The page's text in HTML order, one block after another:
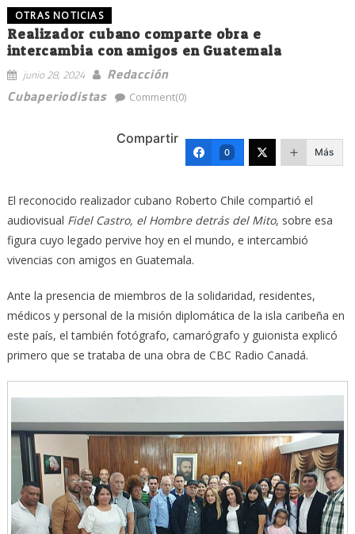
OTRAS NOTICIAS
Realizador cubano comparte obra e
intercambia con amigos en Guatemala
junio 28, 2024
Redacción
Cubaperiodistas
Comment(0)
Compartir
0 Más
El reconocido realizador cubano Roberto Chile compartió el
audiovisual Fidel Castro, el Hombre detrás del Mito, sobre esa
figura cuyo legado pervive hoy en el mundo, e intercambió
vivencias con amigos en Guatemala.
Ante la presencia de miembros de la solidaridad, residentes,
médicos y personal de la misión diplomática de la isla caribeña en
este país, el también fotógrafo, camarógrafo y guionista explicó
primero que se trataba de una obra de CBC Radio Canadá.